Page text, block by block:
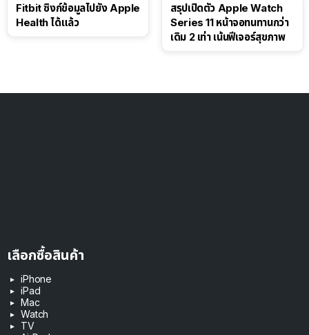
Fitbit ซิงก์ข้อมูลไปยัง Apple
Health ได้แล้ว
สรุปเปิดตัว Apple Watch
Series 11 หน้าจอทนทานกว่า
เดิม 2 เท่า เน้นฟีเจอร์สุขภาพ
เลือกซื้อสินค้า
iPhone
iPad
Mac
Watch
TV